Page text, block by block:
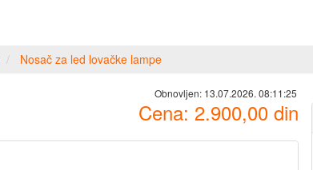
Nosač za led lovačke lampe
Obnovljen: 13.07.2026. 08:11:25
Cena: 2.900,00 din